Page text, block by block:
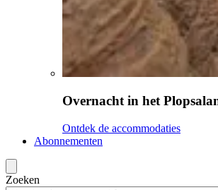
Overnacht in het
Ontdek de accommodaties
Abonnementen
Zoeken